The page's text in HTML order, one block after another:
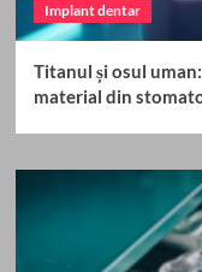
Implant dentar
Titanul și osul
material din